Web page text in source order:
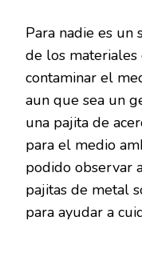
Para nadie es un
de los
contaminar el
aun que sea un
una pajita de
para el medio
podido observar
pajitas de metal
para ayudar a